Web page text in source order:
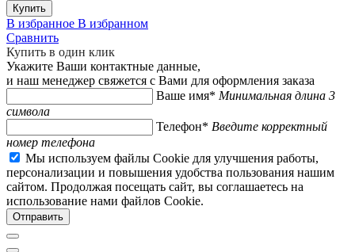
Купить
В избранное В избранном
Сравнить
Купить в один клик
Укажите Ваши контактные данные,
и наш менеджер свяжется с Вами для оформления заказа
Ваше имя* Минимальная длина 3
символа
Телефон* Введите корректный
номер телефона
Мы используем файлы Cookie для улучшения работы,
персонализации и повышения удобства пользования нашим
сайтом. Продолжая посещать сайт, вы соглашаетесь на
использование нами файлов Cookie.